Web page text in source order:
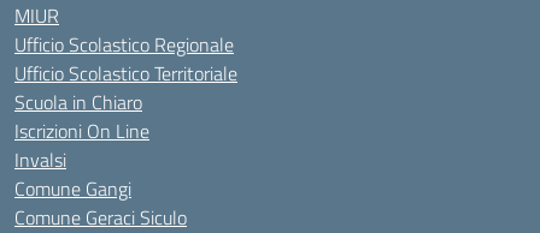
MIUR
Ufficio Scolastico Regionale
Ufficio Scolastico Territoriale
Scuola in Chiaro
Iscrizioni On Line
Invalsi
Comune Gangi
Comune Geraci Siculo